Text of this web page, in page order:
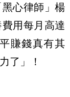
心律師」楊
用每月高達
賺錢真有其
了」！